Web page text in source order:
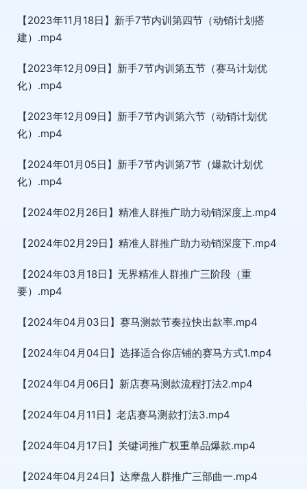
【2023年11月18日】新手7节内训第四节（动销计划搭
建）.mp4
【2023年12月09日】新手7节内训第五节（赛马计划优
化）.mp4
【2023年12月09日】新手7节内训第六节（动销计划优
化）.mp4
【2024年01月05日】新手7节内训第7节（爆款计划优
化）.mp4
【2024年02月26日】精准人群推广助力动销深度上.mp4
【2024年02月29日】精准人群推广助力动销深度下.mp4
【2024年03月18日】无界精准人群推广三阶段（重
要）.mp4
【2024年04月03日】赛马测款节奏拉快出款率.mp4
【2024年04月04日】选择适合你店铺的赛马方式1.mp4
【2024年04月06日】新店赛马测款流程打法2.mp4
【2024年04月11日】老店赛马测款打法3.mp4
【2024年04月17日】关键词推广权重单品爆款.mp4
【2024年04月24日】达摩盘人群推广三部曲一.mp4